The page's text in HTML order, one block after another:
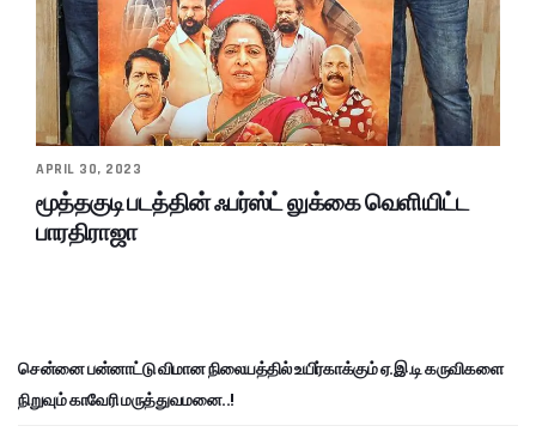
APRIL 30, 2023
மூத்தகுடி படத்தின் ஃபர்ஸ்ட் லுக்கை வெளியிட்ட
பாரதிராஜா
சென்னை பன்னாட்டு விமான நிலையத்தில் உயிர்காக்கும் ஏ.இ.டி கருவிகளை
நிறுவும் காவேரி மருத்துவமனை..!